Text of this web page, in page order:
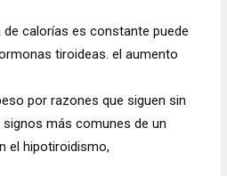
calorías es constante puede
tiroideas. el aumento
por razones que siguen sin
más comunes de un
el hipotiroidismo,